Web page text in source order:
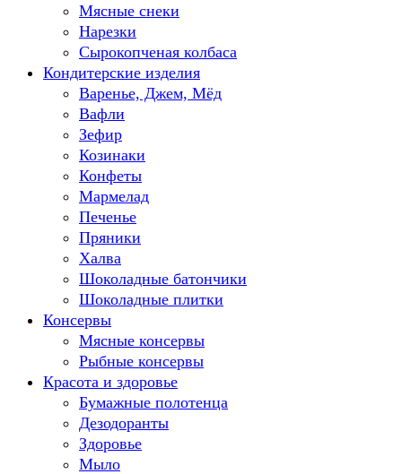
Мясные снеки
Нарезки
Сырокопченая колбаса
Кондитерские изделия
Варенье, Джем, Мёд
Вафли
Зефир
Козинаки
Конфеты
Мармелад
Печенье
Пряники
Халва
Шоколадные батончики
Шоколадные плитки
Консервы
Мясные консервы
Рыбные консервы
Красота и здоровье
Бумажные полотенца
Дезодоранты
Здоровье
Мыло